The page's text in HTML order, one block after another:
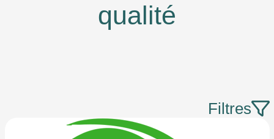
qualité
Filtres